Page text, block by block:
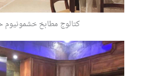
كتالوج مطابخ